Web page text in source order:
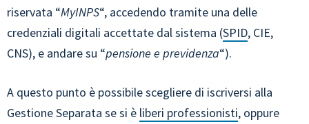
riservata “MyINPS“, accedendo tramite una delle
credenziali digitali accettate dal sistema (SPID, CIE,
CNS), e andare su “pensione e previdenza“).
A questo punto è possibile scegliere di iscriversi alla
Gestione Separata se si è liberi professionisti, oppure